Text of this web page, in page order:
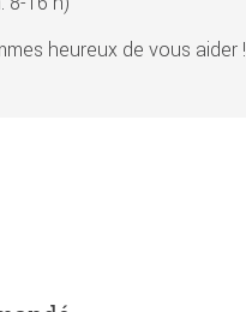
heureux de vous aider !